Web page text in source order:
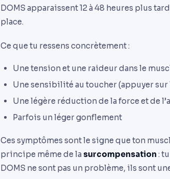
DOMS apparaissent 12 à 48 heures plus
place.
Ce que tu ressens concrètement :
Une tension et une raideur dans le
Une sensibilité au toucher (appuyer sur
Une légère réduction de la force et de
Parfois un léger gonflement
Ces symptômes sont le signe que ton
principe même de la surcompensation :
DOMS ne sont pas un problème, ils sont